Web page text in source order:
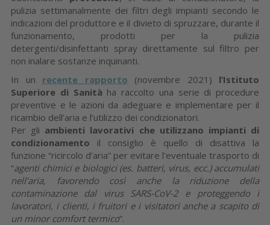
pulizia settimanalmente dei filtri degli impianti secondo le
indicazioni del produttore e il divieto di spruzzare, durante il
funzionamento, prodotti per la pulizia
detergenti/disinfettanti spray direttamente sul filtro per
non inalare sostanze inquinanti.
In un recente rapporto (novembre 2021) l’Istituto
Superiore di Sanità ha raccolto una serie di procedure
preventive e le azioni da adeguare e implementare per il
ricambio dell’aria e l’utilizzo dei condizionatori.
Per gli ambienti lavorativi che utilizzano impianti di
condizionamento il consiglio è quello di disattiva la
funzione “ricircolo d’aria” per evitare l’eventuale trasporto di
“agenti chimici e biologici (es. batteri, virus, ecc.) accumulati
nell’aria, favorendo così anche la riduzione della
contaminazione dal virus SARS-CoV-2 e proteggendo i
lavoratori, i clienti, i fruitori e i visitatori anche a scapito di
un minor comfort termico”.